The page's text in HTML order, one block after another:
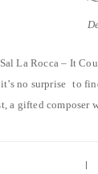
La Rocca – It
no surprise to
a gifted